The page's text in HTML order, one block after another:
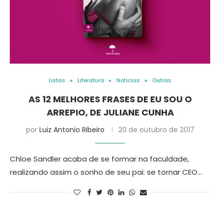
Listas Literatura Notícias Outras
AS 12 MELHORES FRASES DE EU SOU O
ARREPIO, DE JULIANE CUNHA
por Luiz Antonio Ribeiro 20 de outubro de 2017
Chloe Sandler acaba de se formar na faculdade,
realizando assim o sonho de seu pai: se tornar CEO…